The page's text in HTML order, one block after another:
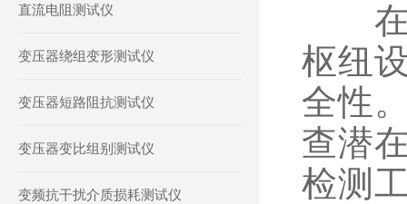
直流电阻测试仪
变压器绕组变形测试仪
变压器短路阻抗测试仪
变压器变比组别测试仪
变频抗干扰介质损耗测试仪
在
枢纽
全性
查潜
检测